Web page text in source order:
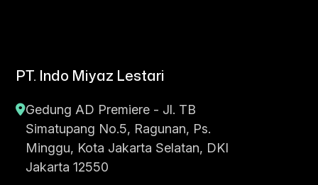
PT. Indo Miyaz Lestari
Gedung AD Premiere - Jl. TB
Simatupang No.5, Ragunan, Ps.
Minggu, Kota Jakarta Selatan, DKI
Jakarta 12550